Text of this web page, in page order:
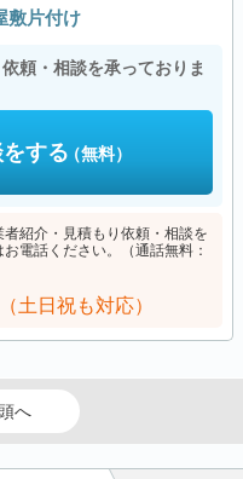
敷片付け
頼・相談を承っておりま
する（無料）
紹介・見積もり依頼・相談を
電話ください。（通話無料：
土日祝も対応）
へ